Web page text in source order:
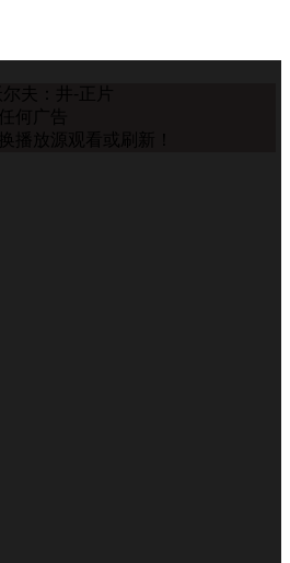
夫：井-正片
何广告
播放源观看或刷新！